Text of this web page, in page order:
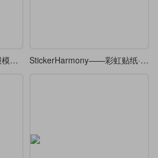
专为华科打造的LaTeX汇报模板，开题/答辩通用 StickerHarmony——彩虹贴纸·Beamer